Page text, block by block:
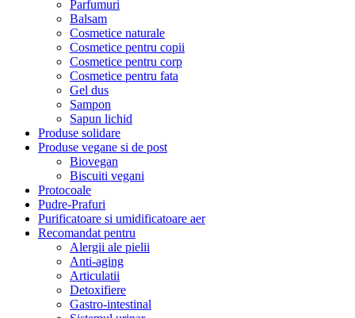
Parfumuri
Balsam
Cosmetice naturale
Cosmetice pentru copii
Cosmetice pentru corp
Cosmetice pentru fata
Gel dus
Sampon
Sapun lichid
Produse solidare
Produse vegane si de post
Biovegan
Biscuiti vegani
Protocoale
Pudre-Prafuri
Purificatoare si umidificatoare aer
Recomandat pentru
Alergii ale pielii
Anti-aging
Articulatii
Detoxifiere
Gastro-intestinal